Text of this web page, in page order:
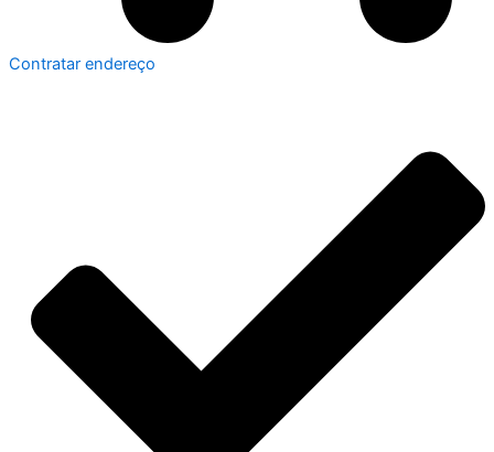
Contratar endereço